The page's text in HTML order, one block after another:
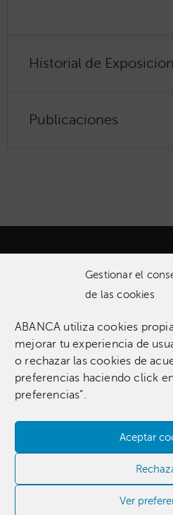
Gestionar el
de las cookies
ABANCA utiliza cookies
mejorar tu experiencia de
o rechazar las cookies de
preferencias haciendo click
preferencias”.
Aceptar
Ver
Historial de
Publicaciones
Una colección que incluye
esculturas, fotografías,
pertenecientes a 255 artistas.​
Contacta